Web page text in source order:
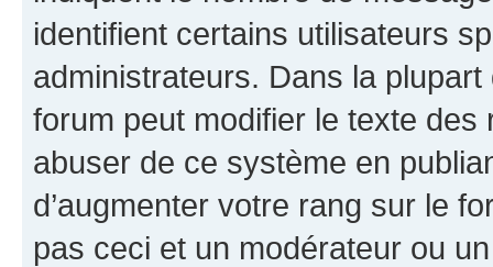
identifient certains utilisateurs
administrateurs. Dans la
forum peut modifier le texte
abuser de ce système en
d’augmenter votre rang sur le
pas ceci et un modérateur ou